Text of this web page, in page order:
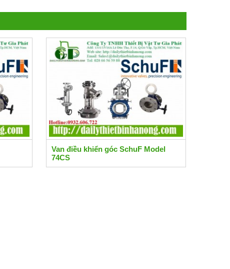
Van điều khiển góc SchuF Model
74CS